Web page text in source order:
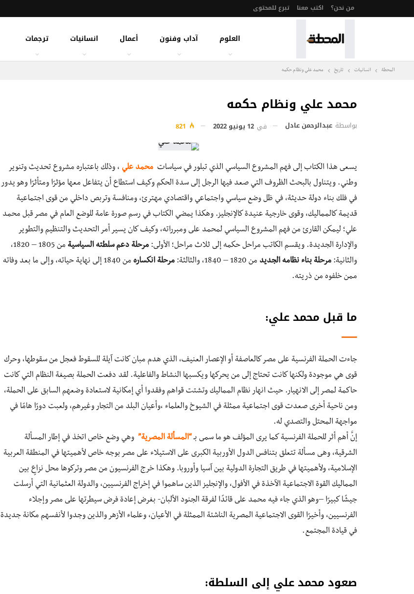
من نحن؟ اكتب معنا تبرع للمحتوى
العلوم آداب وفنون أعمال انسانيات ترجمات
المحطة انسانيات تاريخ محمد علي ونظام حكمه
محمد علي ونظام حكمه
بواسطة عبدالرحمن عادل في 12 يونيو 2022
يسعى هذا الكتاب إلى فهم المشروع السياسي الذي تبلور في سياسات محمد علي ، وذلك باعتباره مشروع تحديث وتنوير
وطني. ويتناول بالبحث الظروف التي صعد فيها الرجل إلى سدة الحكم وكيف استطاع أن يتفاعل معها مؤثرًا ومتأثرًا وهو يدور
في فلك بناء دولة حديثة، في ظل وضع سياسي واجتماعي واقتصادي مهترئ، ومنافسة وتربص داخلي من قوى اجتماعية
قديمة كالمماليك، وقوى خارجية عنيدة كالإنجليز. وهكذا يمضي الكتاب في رسم صورة عامة للوضع العام في مصر قبل محمد
علي؛ ليمكن القارئ من فهم المشروع السياسي لمحمد على ومبرراته، وكيف كان يسير أمر التحديث والتنظيم والتطوير
والإدارة الجديدة. ويقسم الكاتب مراحل حكمه إلى ثلاث مراحل؛ الأولى: مرحلة دعم سلطته السياسية
من 1805 – 1820،
والثانية: مرحلة بناء نظامه الجديد من 1820 – 1840، والثالثة: مرحلة انكساره
من 1840 إلى نهاية حياته، وإلى ما بعد وفاته
ممن خلفوه من ذريته.
ما قبل محمد علي:
جاءت الحملة الفرنسية على مصر كالعاصفة أو الإعصار العنيف، الذي هدم مبان كانت آيلة للسقوط فعجل من سقوطها، وحرك
قوى هي موجودة ولكنها كانت تحتاج إلى من يحركها ويكسبها النشاط والفاعلية. لقد دفعت الحملة بصيغة النظام التي كانت
حاكمة لمصر إلى الانهيار. حيث انهار نظام المماليك وتشتت قواهم وفقدوا أي إمكانية لاستعادة وضعهم السابق على الحملة،
ومن ناحية أخرى صعدت قوى اجتماعية ممثلة في الشيوخ والعلماء ،وأعيان البلد من التجار وغيرهم، ولعبت دورًا هامًا في
مواجهة المحتل والتصدي له.
إنَّ أهم أثر للحملة الفرنسية كما يرى المؤلف هو ما سمى بـ “المسألة المصرية” وهي وضع خاص اتخذ في إطار المسألة
الشرقية، وهى مسألة تتعلق بتنافس الدول الأوربية الكبرى على الاستيلاء على مصر بوجه خاص لأهميتها في المنطقة العربية
الإسلامية، ولأهميتها في طريق التجارة الدولية بين آسيا وأوروبا. وهكذا خرج الفرنسيون من مصر وتركوها محل نزاعٍ بين
المماليك القوة الاجتماعية الآخذة في الأفول، والإنجليز الذين ساهموا في إخراج الفرنسيين، والدولة العثمانية التي أرسلت
جيشًا كبيرًا –وهو الذي جاء فيه محمد على قائدًا لفرقة الجنود الألبان- بغرض إعادة فرض سيطرتها على مصر وإجلاء
الفرنسيين، وأخيرًا القوى الاجتماعية المصرية الناشئة الممثلة في الأعيان، وعلماء الأزهر والذين وجدوا لأنفسهم مكانة جديدة
في قيادة المجتمع.
صعود محمد علي إلى السلطة: